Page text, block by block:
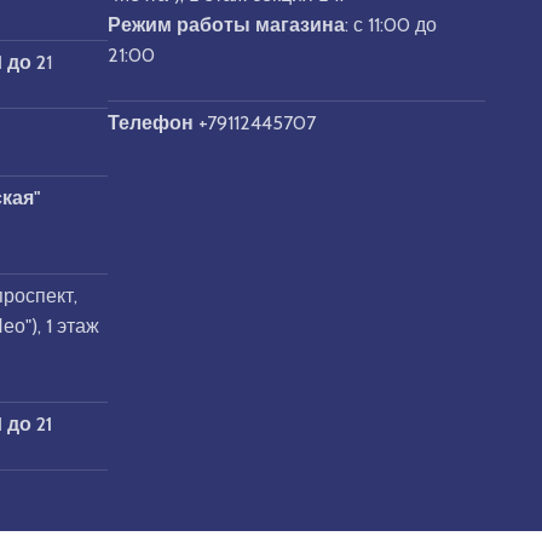
до 21
1 этаж
до 21
Режим работы магазина: с 11:00 до
21:00
Телефон +79112445707